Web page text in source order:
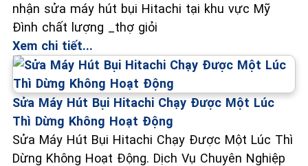
nhận sửa máy hút bụi Hitachi tại khu vực Mỹ
Đình chất lượng _thợ giỏi
Xem chi tiết...
Sửa Máy Hút Bụi Hitachi Chạy Được Một Lúc
Thì Dừng Không Hoạt Động
Sửa Máy Hút Bụi Hitachi Chạy Được Một Lúc Thì
Dừng Không Hoạt Động. Dịch Vụ Chuyên Nghiệp